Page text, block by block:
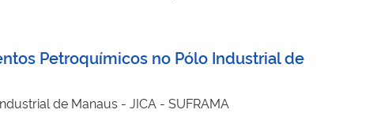
Petroquímicos no Pólo Industrial de
de Manaus - JICA - SUFRAMA